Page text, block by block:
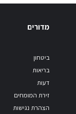
מדורים
ביטחון
בריאות
דעות
זירת המומחים
הצהרת נגישות